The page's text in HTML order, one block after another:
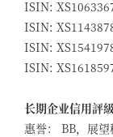
ISIN:
ISIN:
ISIN:
ISIN:
长期企业信用評
惠誉： BB，展望